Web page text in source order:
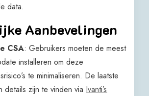
data.
Aanbevelingen
CSA: Gebruikers moeten de meest
installeren om deze
te minimaliseren. De laatste
details zijn te vinden via Ivanti’s